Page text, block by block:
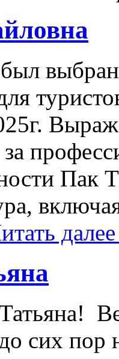
выбран
за
Пак
сих пор